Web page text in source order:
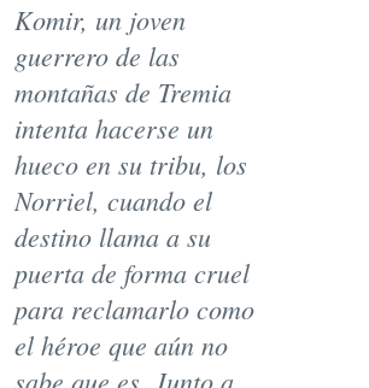
Komir, un joven
guerrero de las
montañas de Tremia
intenta hacerse un
hueco en su tribu, los
Norriel, cuando el
destino llama a su
puerta de forma cruel
para reclamarlo como
el héroe que aún no
sabe que es. Junto a